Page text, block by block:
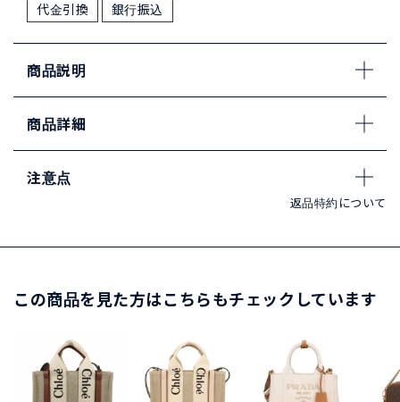
代金引換 銀行振込
商品説明
商品詳細
注意点
返品特約について
この商品を見た方はこちらもチェックしています